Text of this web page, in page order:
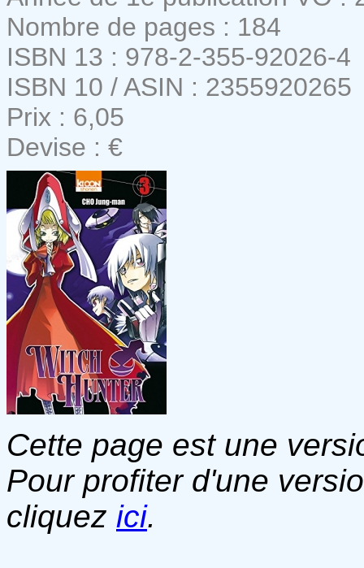
Nombre de pages : 184
ISBN 13 : 978-2-355-92026-4
ISBN 10 / ASIN : 2355920265
Prix : 6,05
Devise : €
Cette page est une
Pour profiter d'une
cliquez ici.